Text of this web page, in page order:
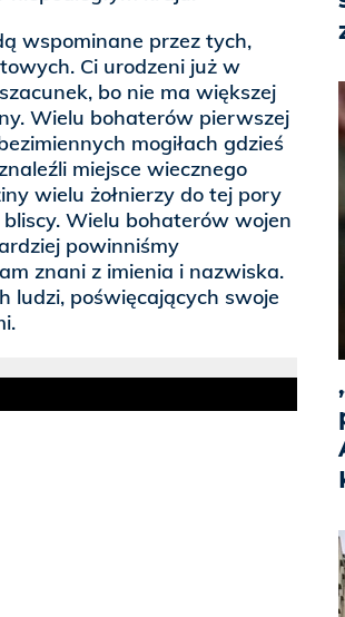
wspominane przez tych,
Ci urodzeni już w
bo nie ma większej
Wielu bohaterów pierwszej
mogiłach gdzieś
miejsce wiecznego
wielu żołnierzy do tej pory
Wielu bohaterów wojen
powinniśmy
znani z imienia i nazwiska.
ludzi, poświęcających swoje